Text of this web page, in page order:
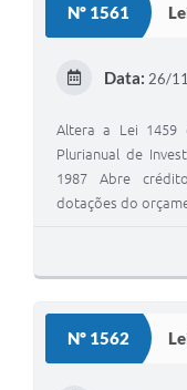
Nº 1561
Data: 26/
Altera a Lei 1459
Plurianual de
1987 Abre
dotações do
Nº 1562